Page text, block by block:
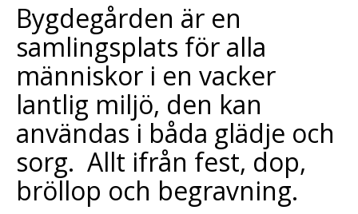
Bygdegården är en
samlingsplats för alla
människor i en vacker
lantlig miljö, den kan
användas i båda glädje och
sorg. Allt ifrån fest, dop,
bröllop och begravning.